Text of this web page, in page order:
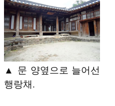
▲ 문 양옆으로 늘어선
행랑채.